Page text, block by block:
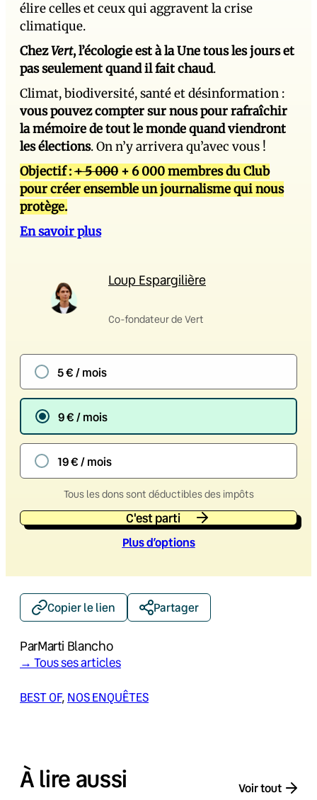
élire celles et ceux qui aggravent la crise
climatique.
ChezVert, l’écologie est à la Une tous les jours et
pas seulement quand il fait chaud.
Climat, biodiversité, santé et désinformation :
vous pouvez compter sur nous pour rafraîchir
la mémoire de tout le monde quand viendront
les élections. On n’y arrivera qu’avec vous !
Objectif :+ 5 000 + 6 000 membres du Club
pour créer ensemble un journalisme qui nous
protège.
En savoir plus
Loup Espargilière
Co-fondateur de Vert
5 € / mois
9 € / mois
19 € / mois
Tous les dons sont déductibles des impôts
C'est parti
Plus d’options
Copier le lien Partager
ParMarti Blancho
→ Tous ses articles
BEST OF, NOS ENQUÊTES
À lire aussi Voir tout